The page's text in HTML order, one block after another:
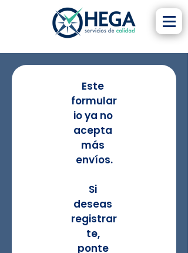
Este
formular
io ya no
acepta
más
envíos.
Si
deseas
registrar
te,
ponte